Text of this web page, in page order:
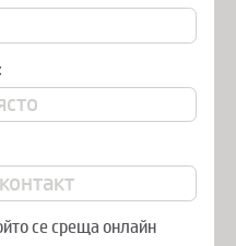
се среща онлайн